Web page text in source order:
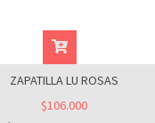
ZAPATILLA LU ROSAS
$106.000